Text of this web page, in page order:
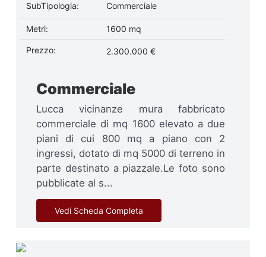
SubTipologia: Commerciale
Metri: 1600 mq
Prezzo: 2.300.000 €
Commerciale
Lucca vicinanze mura fabbricato
commerciale di mq 1600 elevato a due
piani di cui 800 mq a piano con 2
ingressi, dotato di mq 5000 di terreno in
parte destinato a piazzale.Le foto sono
pubblicate al s...
Vedi Scheda Completa